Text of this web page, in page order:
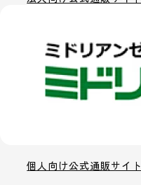
個人向け公式通販サイト